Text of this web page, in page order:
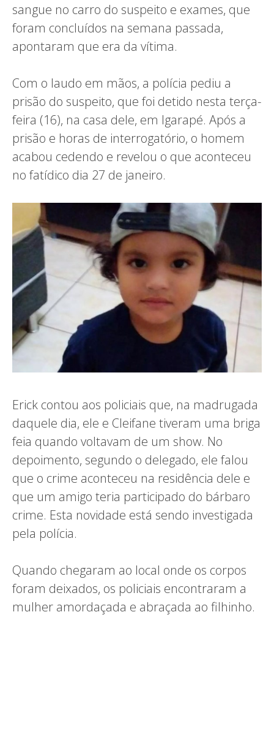
sangue no carro do suspeito e exames, que
foram concluídos na semana passada,
apontaram que era da vítima.
Com o laudo em mãos, a polícia pediu a
prisão do suspeito, que foi detido nesta terça-
feira (16), na casa dele, em Igarapé. Após a
prisão e horas de interrogatório, o homem
acabou cedendo e revelou o que aconteceu
no fatídico dia 27 de janeiro.
Erick contou aos policiais que, na madrugada
daquele dia, ele e Cleifane tiveram uma briga
feia quando voltavam de um show. No
depoimento, segundo o delegado, ele falou
que o crime aconteceu na residência dele e
que um amigo teria participado do bárbaro
crime. Esta novidade está sendo investigada
pela polícia.
Quando chegaram ao local onde os corpos
foram deixados, os policiais encontraram a
mulher amordaçada e abraçada ao filhinho.